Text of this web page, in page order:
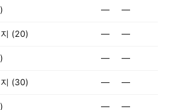
— —
(20) — —
— —
(30) — —
— —